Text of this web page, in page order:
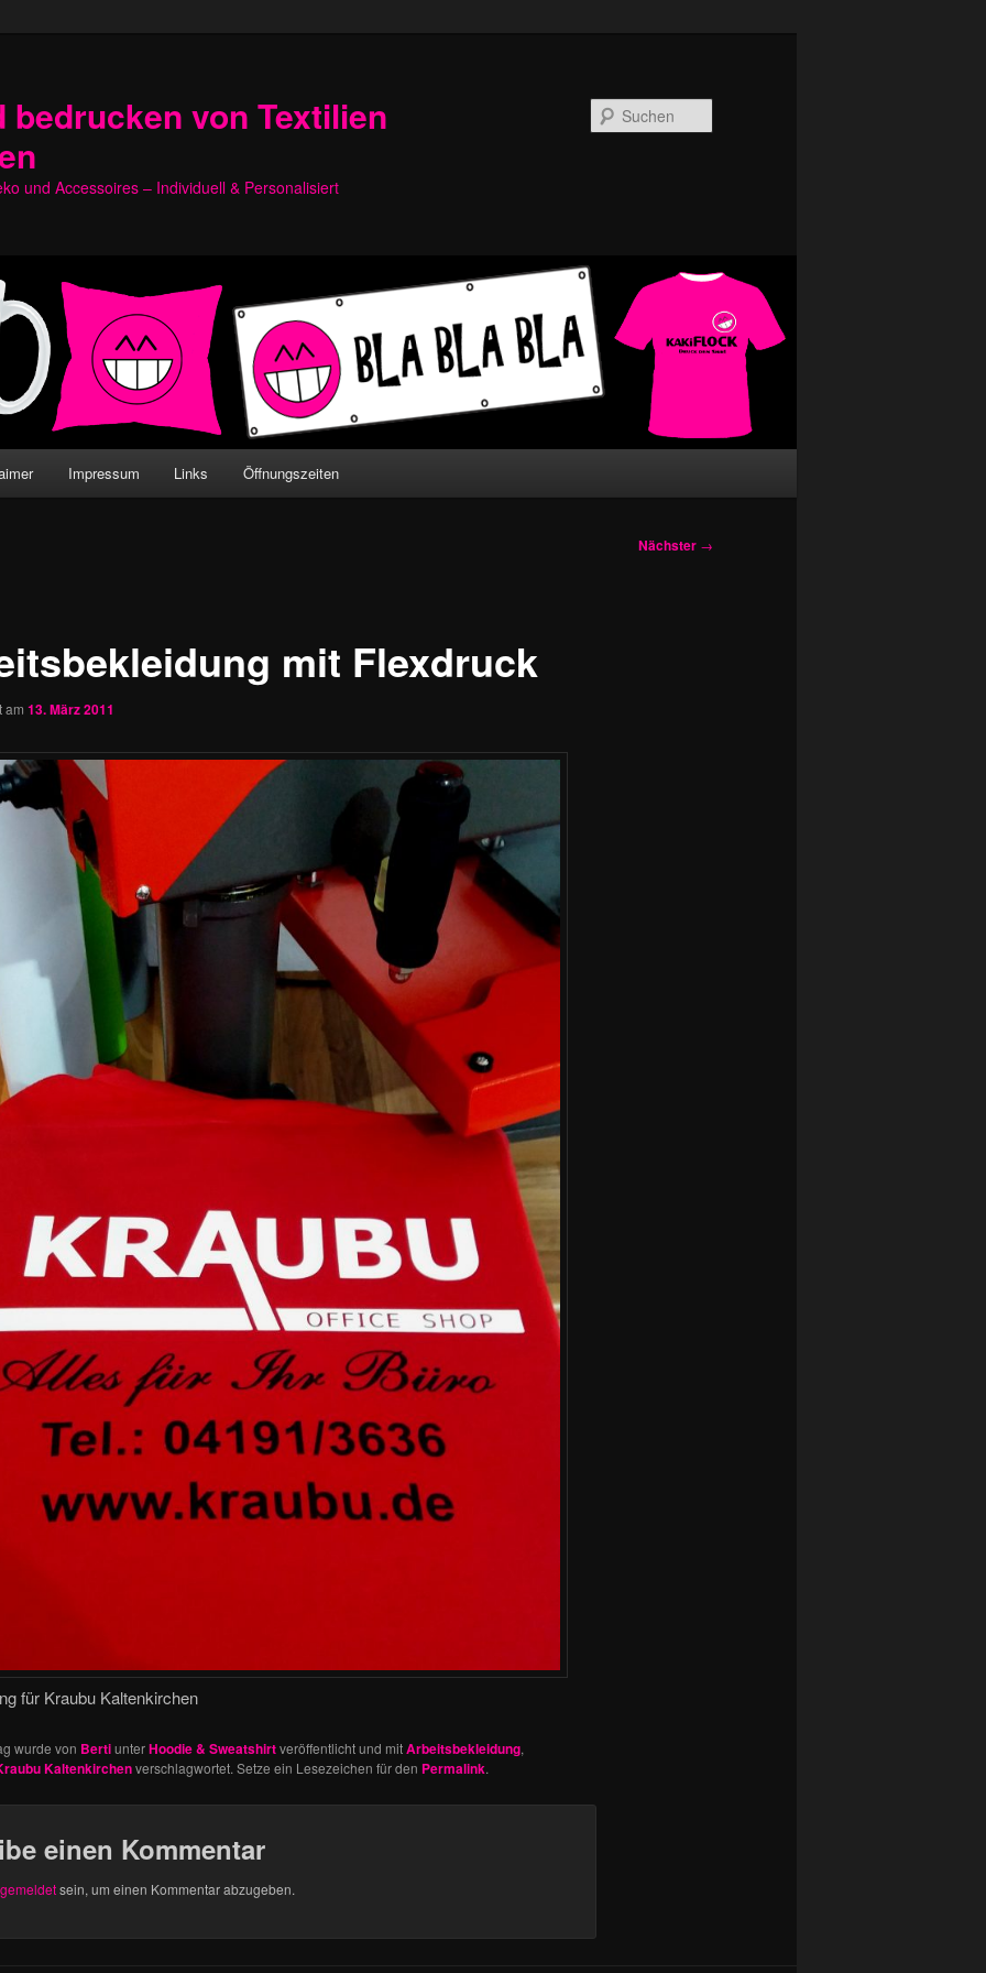
bedrucken von Textilien
und Accessoires – Individuell & Personalisiert
Impressum Links Öffnungszeiten
Nächster →
mit Flexdruck
am 13. März 2011
für Kraubu Kaltenkirchen
wurde von BertiunterHoodie & Sweatshirtveröffentlicht und mitArbeitsbekleidung,
Kaltenkirchenverschlagwortet. Setze ein Lesezeichen für den Permalink.
einen Kommentar
sein, um einen Kommentar abzugeben.